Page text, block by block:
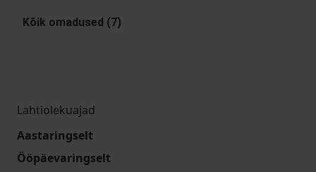
Kõik omadused (7)
Lahtiolekuajad
Aastaringselt
Ööpäevaringselt